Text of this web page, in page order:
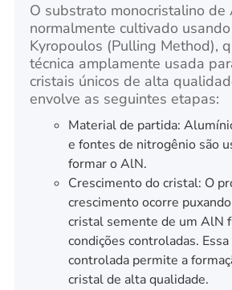
O substrato monocristalino de
normalmente cultivado
Kyropoulos (Pulling Method),
técnica amplamente usada
cristais únicos de alta
envolve as seguintes etapas:
Material de partida:
e fontes de nitrogênio são
formar o AlN.
Crescimento do cristal: O
crescimento ocorre
cristal semente de um AlN
condições controladas.
controlada permite a
cristal de alta qualidade.